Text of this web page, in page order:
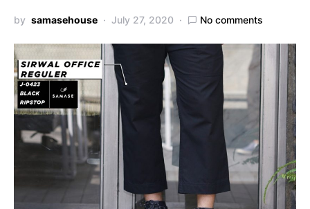
by samasehouse July 27, 2020 No comments